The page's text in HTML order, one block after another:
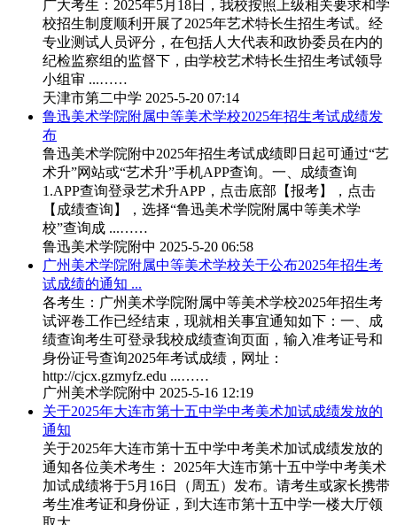
广大考生：2025年5月18日，我校按照上级相关要求和学
校招生制度顺利开展了2025年艺术特长生招生考试。经
专业测试人员评分，在包括人大代表和政协委员在内的
纪检监察组的监督下，由学校艺术特长生招生考试领导
小组审 ...……
天津市第二中学 2025-5-20 07:14
鲁迅美术学院附属中等美术学校2025年招生考试成绩发
布
鲁迅美术学院附中2025年招生考试成绩即日起可通过“艺
术升”网站或“艺术升”手机APP查询。一、成绩查询
1.APP查询登录艺术升APP，点击底部【报考】，点击
【成绩查询】，选择“鲁迅美术学院附属中等美术学
校”查询成 ...……
鲁迅美术学院附中 2025-5-20 06:58
广州美术学院附属中等美术学校关于公布2025年招生考
试成绩的通知 ...
各考生：广州美术学院附属中等美术学校2025年招生考
试评卷工作已经结束，现就相关事宜通知如下：一、成
绩查询考生可登录我校成绩查询页面，输入准考证号和
身份证号查询2025年考试成绩，网址：
http://cjcx.gzmyfz.edu ...……
广州美术学院附中 2025-5-16 12:19
关于2025年大连市第十五中学中考美术加试成绩发放的
通知
关于2025年大连市第十五中学中考美术加试成绩发放的
通知各位美术考生： 2025年大连市第十五中学中考美术
加试成绩将于5月16日（周五）发布。请考生或家长携带
考生准考证和身份证，到大连市第十五中学一楼大厅领